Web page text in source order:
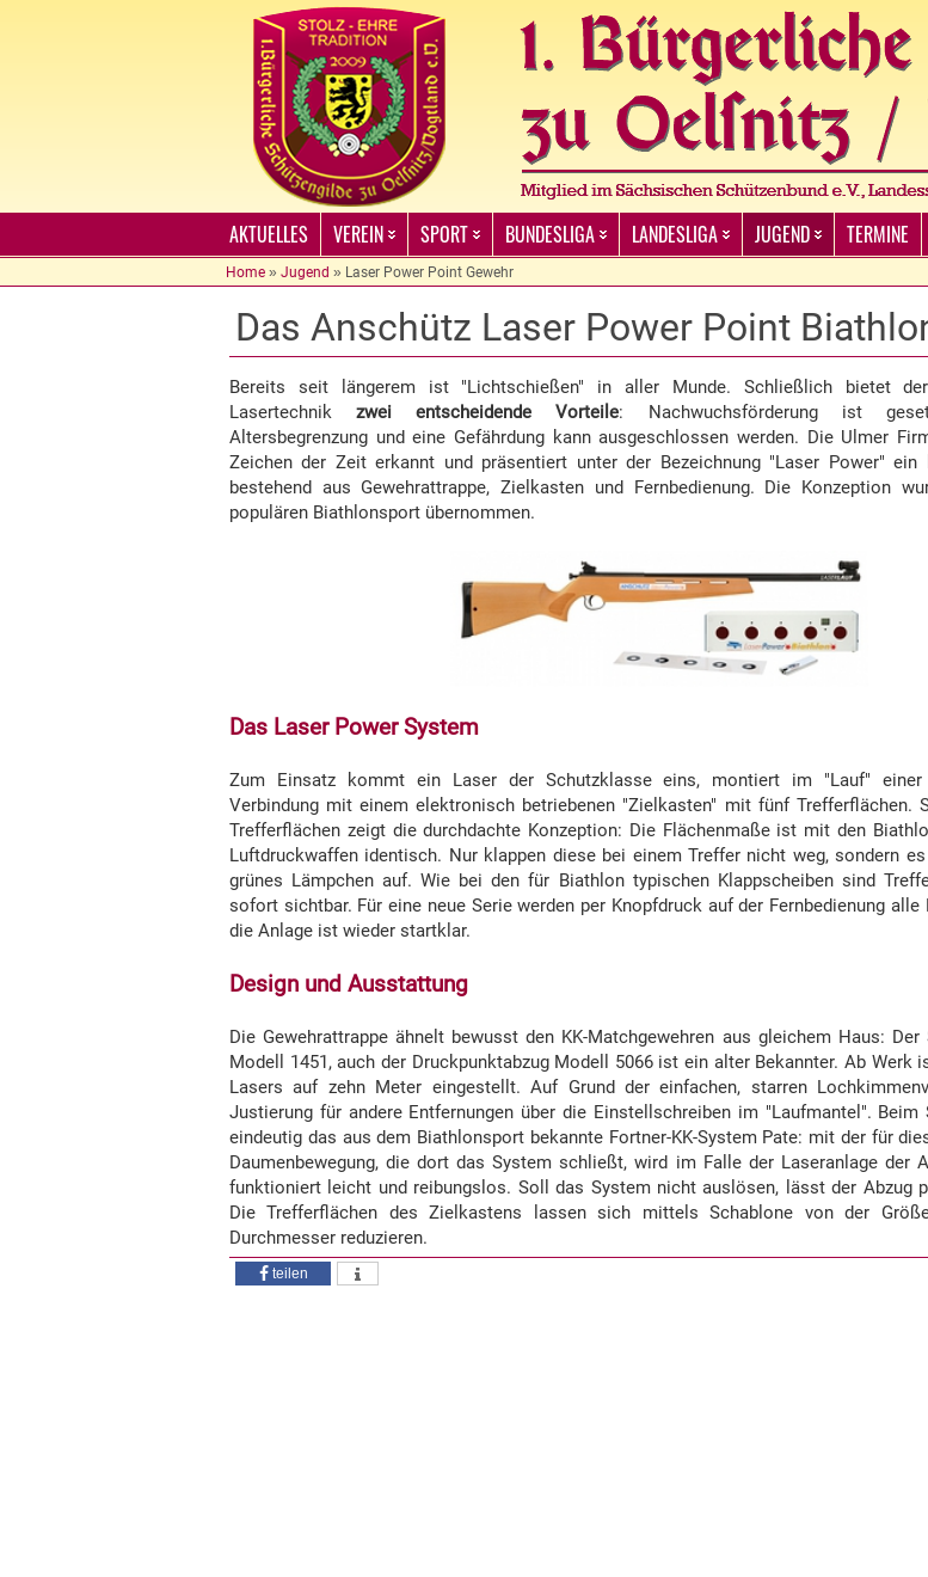
AKTUELLES VEREIN SPORT BUNDESLIGA LANDESLIGA JUGEND TERMINE
Home » Jugend » Laser Power Point Gewehr
Das Anschütz Laser Power Point
Bereits seit längerem ist "Lichtschießen" in aller Munde. Schließlich bietet
Lasertechnikzwei entscheidende Vorteile: Nachwuchsförderung ist
Altersbegrenzung und eine Gefährdung kann ausgeschlossen werden. Die Ulmer
Zeichen der Zeit erkannt und präsentiert unter der Bezeichnung "Laser Power" ein
bestehend aus Gewehrattrappe, Zielkasten und Fernbedienung. Die Konzeption
populären Biathlonsport übernommen.
Das Laser Power System
Zum Einsatz kommt ein Laser der Schutzklasse eins, montiert im "Lauf" einer
Verbindung mit einem elektronisch betriebenen "Zielkasten" mit fünf Trefferflächen.
Trefferflächen zeigt die durchdachte Konzeption: Die Flächenmaße ist mit den
Luftdruckwaffen identisch. Nur klappen diese bei einem Treffer nicht weg, sondern
grünes Lämpchen auf. Wie bei den für Biathlon typischen Klappscheiben sind
sofort sichtbar. Für eine neue Serie werden per Knopfdruck auf der Fernbedienung
die Anlage ist wieder startklar.
Design und Ausstattung
Die Gewehrattrappe ähnelt bewusst den KK-Matchgewehren aus gleichem Haus:
Modell 1451, auch der Druckpunktabzug Modell 5066 ist ein alter Bekannter. Ab Werk
Lasers auf zehn Meter eingestellt. Auf Grund der einfachen, starren
Justierung für andere Entfernungen über die Einstellschreiben im "Laufmantel". Beim
eindeutig das aus dem Biathlonsport bekannte Fortner-KK-System Pate: mit der für
Daumenbewegung, die dort das System schließt, wird im Falle der Laseranlage der
funktioniert leicht und reibungslos. Soll das System nicht auslösen, lässt der Abzug
Die Trefferflächen des Zielkastens lassen sich mittels Schablone von der
Durchmesser reduzieren.
teilen